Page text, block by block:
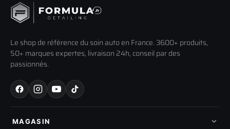
Le shop de référence du soin auto en France. 3600+ produits,
50+ marques expertes, livraison 24h, conseil par des
passionnés.
MAGASIN